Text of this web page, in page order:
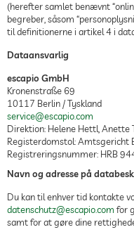
(herefter samlet benævnt
begreber, såsom
til definitionerne i artikel 4 i
Dataansvarlig
escapio GmbH
Kronenstraße 69
10117 Berlin / Tyskland
service@escapio.com
Direktion: Helene Hettl, Anette
Registerdomstol: Amtsgericht
Registreringsnummer: HRB
Navn og adresse på
Du kan til enhver tid kontakte
datenschutz@escapio.com for
samt for at gøre dine